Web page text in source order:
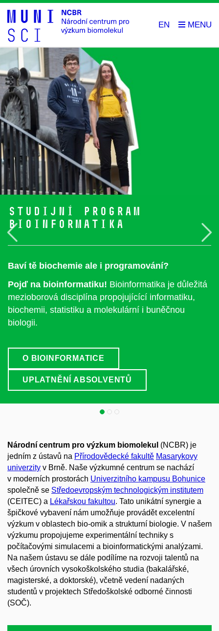
EN
Studijní program
Bioinformatika
Baví tě biochemie ale i programování?
Pojď na bioinformatiku! Bioinformatika je důležitá
mezioborová disciplína propojujícící informatiku,
biochemii, statistiku a molekulární i buněčnou
biologii.
O BIOINFORMATICE
UPLATNĚNÍ ABSOLVENTŮ
Předchozí
Národní centrum pro výzkum biomolekul (NCBR) je
jedním z ústavů na Přírodovědecké fakultě Masarykovy
univerzity v Brně. Naše výzkumné centrum se nachází
v moderních prostorách Univerzitního kampusu Bohunice
společně se Středoevropským technologickým institutem
(CEITEC) a Lékařskou fakultou. Tato unikátní synergie a
špičkové vybavení nám umožňuje provádět excelentní
výzkum v oblastech bio-omik a strukturní biologie. V našem
výzkumu propojujeme experimentální techniky s
počítačovými simulacemi a bioinformatickými analýzami.
Na našem ústavu se dále podílíme na rozvoji talentů na
všech úrovních vysokoškolského studia (bakalářské,
magisterské, a doktorské), včetně vedení nadaných
studentů v projektech Středoškolské odborné činnosti
(SOČ).